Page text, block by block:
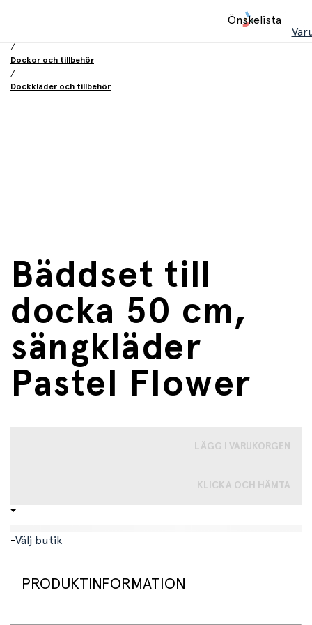
Önskelista
/
Dockor och tillbehör
/
Dockkläder och tillbehör
Bäddset till
docka 50 cm,
sängkläder
Pastel Flower
LÄGG I VARUKORGEN
KLICKA OCH HÄMTA
-Välj butik
PRODUKTINFORMATION